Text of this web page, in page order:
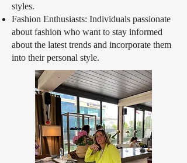
styles.
Fashion Enthusiasts: Individuals passionate
about fashion who want to stay informed
about the latest trends and incorporate them
into their personal style.